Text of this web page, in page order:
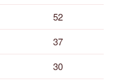
52
37
30